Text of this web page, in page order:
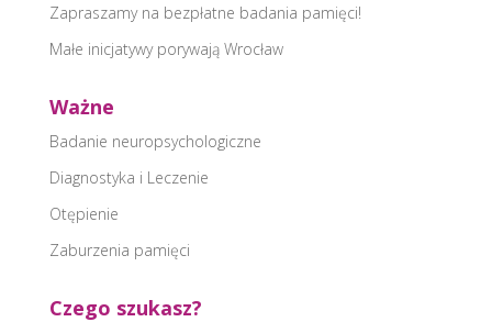
Zapraszamy na bezpłatne badania pamięci!
Małe inicjatywy porywają Wrocław
Ważne
Badanie neuropsychologiczne
Diagnostyka i Leczenie
Otępienie
Zaburzenia pamięci
Czego szukasz?